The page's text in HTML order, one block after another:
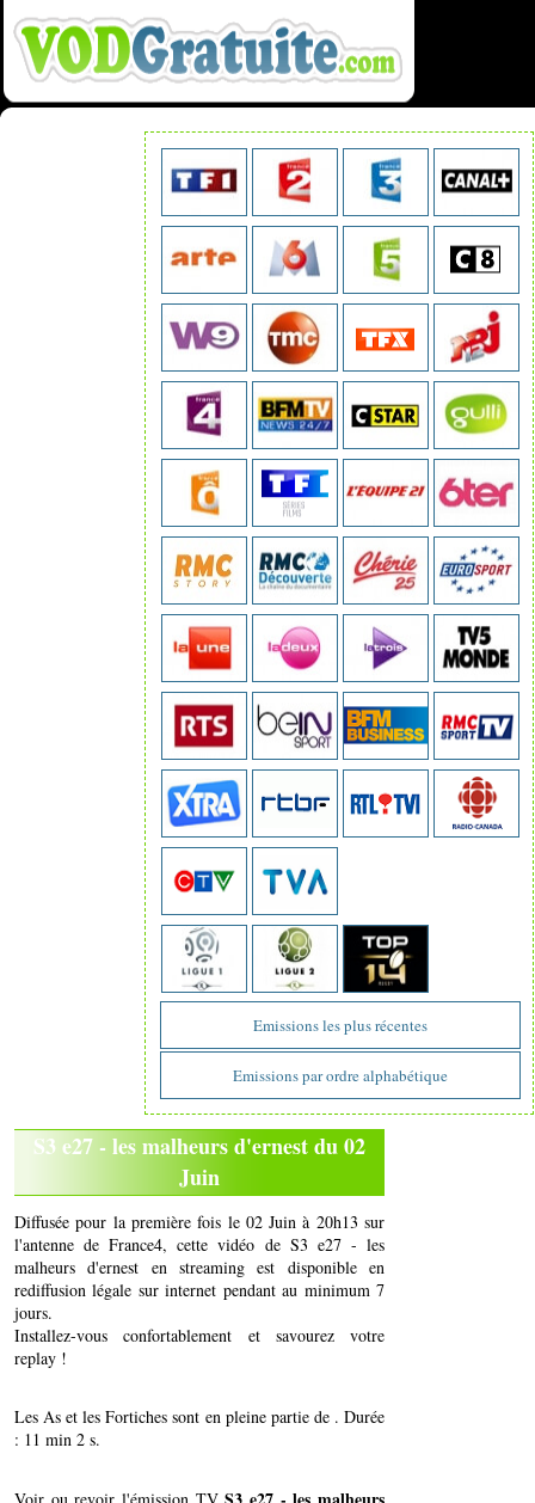
Emissions les plus récentes
Emissions par ordre alphabétique
S3 e27 - les malheurs d'ernest du 02
Juin
Diffusée pour la première fois le 02 Juin à 20h13 sur
l'antenne de France4, cette vidéo de S3 e27 - les
malheurs d'ernest en streaming est disponible en
rediffusion légale sur internet pendant au minimum 7
jours.
Installez-vous confortablement et savourez votre
replay !
Les As et les Fortiches sont en pleine partie de . Durée
: 11 min 2 s.